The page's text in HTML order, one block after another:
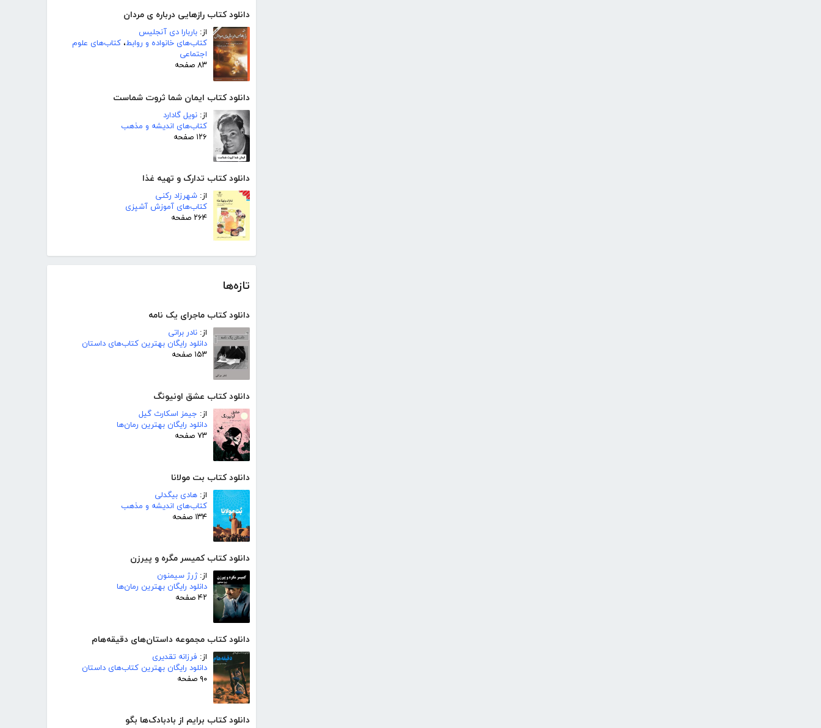
دانلود کتاب رازهایی درباره ی مردان
از: باربارا دی آنجلیس
کتاب‌های خانواده و روابط، کتاب‌های علوم
اجتماعی
۸۳ صفحه
دانلود کتاب ایمان شما ثروت شماست
از: نویل گادارد
کتاب‌های اندیشه و مذهب
۱۲۶ صفحه
دانلود کتاب تدارک و تهیه غذا
از: شهرزاد رکنی
کتاب‌های آموزش آشپزی
۲۶۴ صفحه
تازه‌ها
دانلود کتاب ماجرای یک نامه
از: نادر براتی
دانلود رایگان بهترین کتاب‌های داستان
۱۵۳ صفحه
دانلود کتاب عشق اونیونگ
از: جیمز اسکارث گیل
دانلود رایگان بهترین رمان‌ها
۷۳ صفحه
دانلود کتاب بت مولانا
از: هادی بیگدلی
کتاب‌های اندیشه و مذهب
۱۳۴ صفحه
دانلود کتاب کمیسر مگره و پیرزن
از:ژرژ سیمنون
دانلود رایگان بهترین رمان‌ها
۴۲ صفحه
دانلود کتاب مجموعه داستان‌های دقیقه‌هام
از: فرزانه تقدیری
دانلود رایگان بهترین کتاب‌های داستان
۹۰ صفحه
دانلود کتاب برایم از بادبادک‌ها بگو